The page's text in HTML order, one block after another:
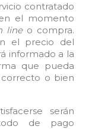
contratado
el momento
lineo compra.
el precio del
informado a la
que pueda
o bien
serán
de pago